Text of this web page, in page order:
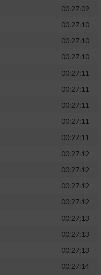
00:27:09
00:27:10
00:27:10
00:27:10
00:27:11
00:27:11
00:27:11
00:27:11
00:27:11
00:27:12
00:27:12
00:27:12
00:27:12
00:27:13
00:27:13
00:27:13
00:27:14